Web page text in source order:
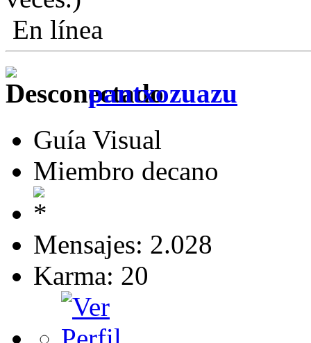
En línea
pantxozuazu
Guía Visual
Miembro decano
Mensajes: 2.028
Karma: 20